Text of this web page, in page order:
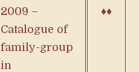
2009 –
Catalogue of
family-group
in
♦♦